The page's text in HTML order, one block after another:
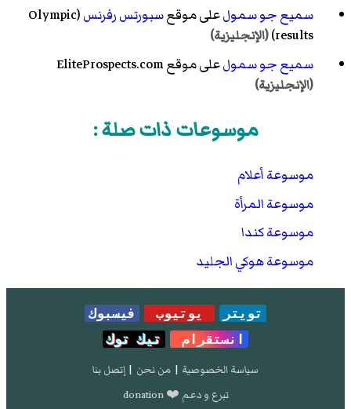
سميع جو سمولعلى موقعسبورتس رفرنس (Olympic
results) (الإنجليزية)
سميع جو سمولعلى موقع EliteProspects.com
(الإنجليزية)
موسوعات ذات صلة :
موسوعة أعلام
موسوعة المرأة
موسوعة كندا
موسوعة هوكي الجليد
تويتر يوتيوب
فيسبوك
انستقرام
تيك توك
سياسة الخصوصية | من نحن | إتصل بنا
تبرع و دعم ❤️ donation